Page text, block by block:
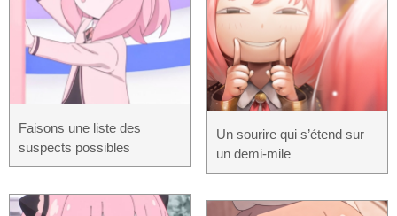
Faisons une liste des
suspects possibles
Un sourire qui s’étend sur
un demi-mile